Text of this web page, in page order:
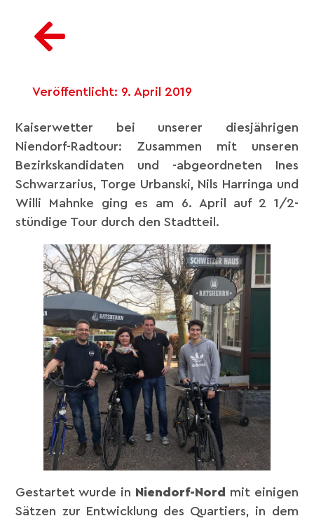
Veröffentlicht: 9. April 2019
Kaiserwetter bei unserer diesjährigen
Niendorf-Radtour: Zusammen mit unseren
Bezirkskandidaten und -abgeordneten Ines
Schwarzarius, Torge Urbanski, Nils Harringa und
Willi Mahnke ging es am 6. April auf 2 1/2-
stündige Tour durch den Stadtteil.
Gestartet wurde in Niendorf-Nord
mit einigen
Sätzen zur Entwicklung des Quartiers, in dem